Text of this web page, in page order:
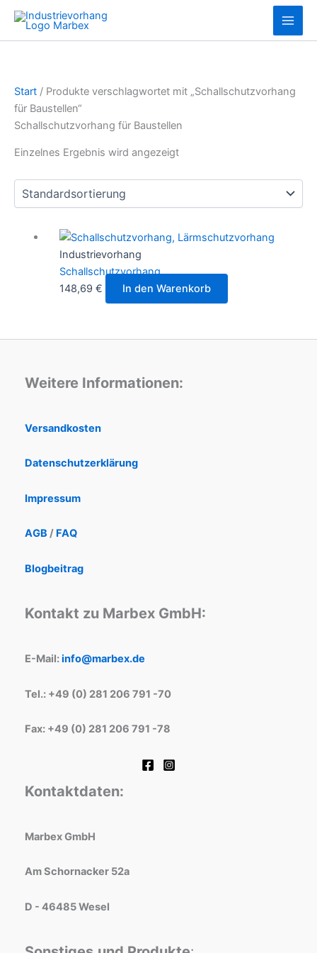
Zum
Inhalt
springen
Start / Produkte verschlagwortet mit „Schallschutzvorhang
für Baustellen“
Schallschutzvorhang für Baustellen
Einzelnes Ergebnis wird angezeigt
Industrievorhang
Schallschutzvorhang
148,69 € In den Warenkorb
Weitere Informationen:
Versandkosten
Datenschutzerklärung
Impressum
AGB / FAQ
Blogbeitrag
Kontakt zu Marbex GmbH:
E-Mail:info@marbex.de
Tel.: +49 (0) 281 206 791 -70
Fax: +49 (0) 281 206 791 -78
Kontaktdaten:
Marbex GmbH
Am Schornacker 52a
D - 46485 Wesel